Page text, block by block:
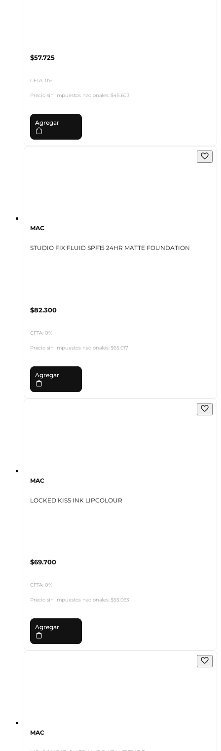
$57.725
CFTA: 0%
Precio sin impuestos nacionales:$45.603
Agregar
MAC
STUDIO FIX FLUID SPF15 24HR MATTE FOUNDATION
$82.300
CFTA: 0%
Precio sin impuestos nacionales:$65.017
Agregar
MAC
LOCKED KISS INK LIPCOLOUR
$69.700
CFTA: 0%
Precio sin impuestos nacionales:$55.063
Agregar
MAC